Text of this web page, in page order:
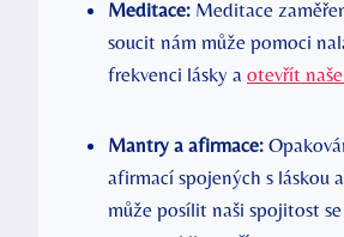
Meditace: Meditace
soucit nám může pomoci
frekvenci lásky a otevřít
Mantry a afirmace:
afirmací spojených s láskou
může posílit naši spojitost